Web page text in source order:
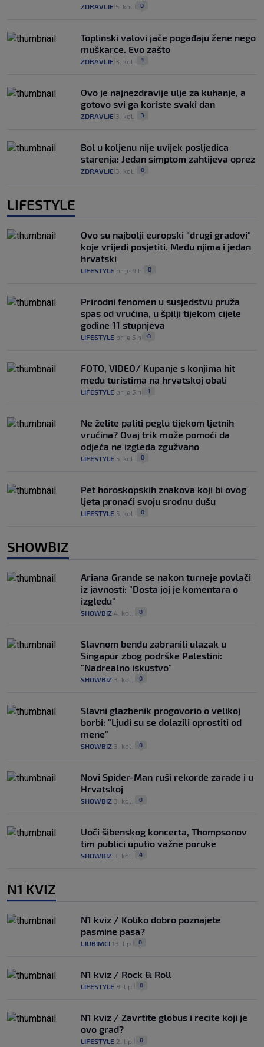
ZDRAVLJE 5. kol. 0
Toplinski valovi jače pogađaju žene nego
muškarce. Evo zašto
ZDRAVLJE 3. kol. 1
Ovo je najnezdravije ulje za kuhanje, a
gotovo svi ga koriste svaki dan
ZDRAVLJE 3. kol. 3
Bol u koljenu nije uvijek posljedica
starenja: Jedan simptom zahtijeva oprez
ZDRAVLJE 3. kol. 0
LIFESTYLE
Ovo su najbolji europski "drugi gradovi"
koje vrijedi posjetiti. Među njima i jedan
hrvatski
LIFESTYLE prije 4 h 0
Prirodni fenomen u susjedstvu pruža
spas od vrućina, u špilji tijekom cijele
godine 11 stupnjeva
LIFESTYLE prije 5 h 0
FOTO, VIDEO/ Kupanje s konjima hit
među turistima na hrvatskoj obali
LIFESTYLE prije 5 h 1
Ne želite paliti peglu tijekom ljetnih
vrućina? Ovaj trik može pomoći da
odjeća ne izgleda zgužvano
LIFESTYLE 5. kol. 0
Pet horoskopskih znakova koji bi ovog
ljeta pronaći svoju srodnu dušu
LIFESTYLE 5. kol. 0
SHOWBIZ
Ariana Grande se nakon turneje povlači
iz javnosti: "Dosta joj je komentara o
izgledu"
SHOWBIZ 4. kol. 0
Slavnom bendu zabranili ulazak u
Singapur zbog podrške Palestini:
"Nadrealno iskustvo"
SHOWBIZ 3. kol. 0
Slavni glazbenik progovorio o velikoj
borbi: "Ljudi su se dolazili oprostiti od
mene"
SHOWBIZ 3. kol. 0
Novi Spider-Man ruši rekorde zarade i u
Hrvatskoj
SHOWBIZ 3. kol. 0
Uoči šibenskog koncerta, Thompsonov
tim publici uputio važne poruke
SHOWBIZ 3. kol. 4
N1 KVIZ
N1 kviz / Koliko dobro poznajete
pasmine pasa?
LJUBIMCI 13. lip. 0
N1 kviz / Rock & Roll
LIFESTYLE 8. lip. 0
N1 kviz / Zavrtite globus i recite koji je
ovo grad?
LIFESTYLE 2. lip. 0